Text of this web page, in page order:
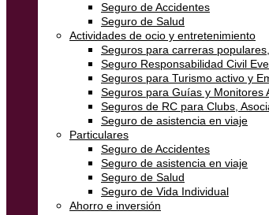
Seguro de Accidentes
Seguro de Salud
Actividades de ocio y entretenimiento
Seguros para carreras
Seguro Responsabilidad Civil
Seguros para Turismo activo y
Seguros para Guías y Monitores
Seguros de RC para Clubs,
Seguro de asistencia en viaje
Particulares
Seguro de Accidentes
Seguro de asistencia en viaje
Seguro de Salud
Seguro de Vida Individual
Ahorro e inversión